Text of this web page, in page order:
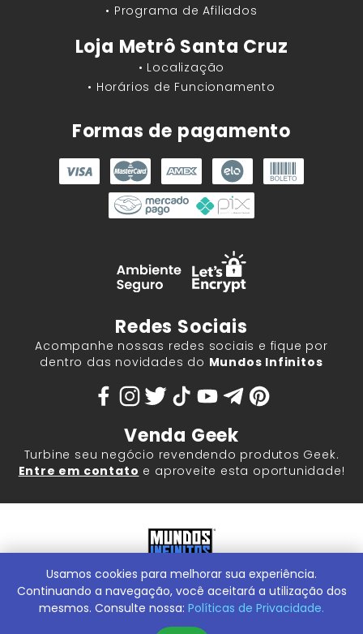
• Programa de Afiliados
Loja Metrô Santa Cruz
• Localização
• Horários de Funcionamento
Formas de pagamento
Redes Sociais
Acompanhe nossas redes sociais e fique por
dentro das novidades do Mundos Infinitos
Venda Geek
Turbine seu negócio revendendo produtos Geek.
Entre em contato e aproveite esta oportunidade!
Mundos Infinitos - Publicações e Geek Store |ContentStuff
Publicações e Assinaturas Ltda. CNPJ - 05.859.917/0001-60.
Conheça nossa Loja Física:Rua Machado Bitencourt, 291 -
Usamos cookies para melhorar sua experiência.
Continuando a navegação, você aceitará a utilização dos
mesmos. Consulte nossa: Políticas de Privacidade.